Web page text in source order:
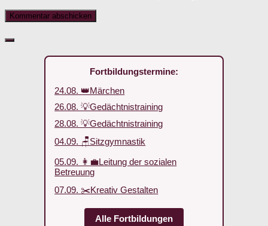
Fortbildungstermine:
24.08. 👑Märchen
26.08. 💡Gedächtnistraining
28.08. 💡Gedächtnistraining
04.09. 🪑Sitzgymnastik
05.09. 👩‍💼Leitung der sozialen
Betreuung
07.09. ✂️Kreativ Gestalten
Alle Fortbildungen